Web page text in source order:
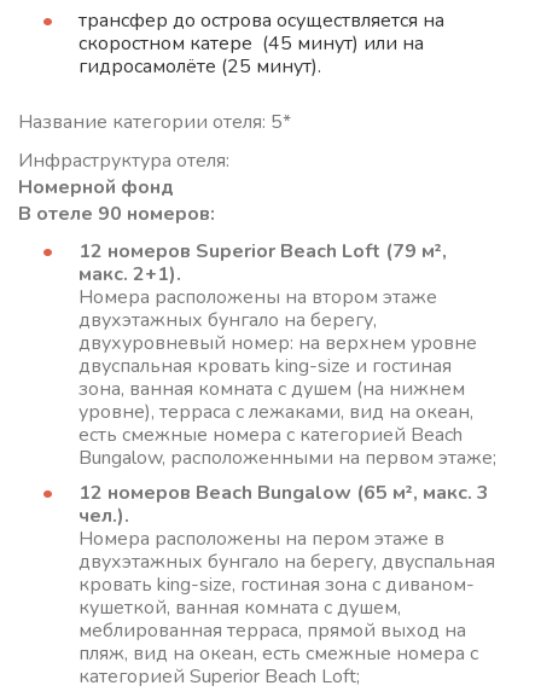
трансфер до острова осуществляется на
скоростном катере (45 минут) или на
гидросамолёте (25 минут).
Название категории отеля: 5*
Инфраструктура отеля:
Номерной фонд
В отеле 90 номеров:
12 номеров Superior Beach Loft (79 м²,
макс. 2+1).
Номера расположены на втором этаже
двухэтажных бунгало на берегу,
двухуровневый номер: на верхнем уровне
двуспальная кровать king-size и гостиная
зона, ванная комната с душем (на нижнем
уровне), терраса с лежаками, вид на океан,
есть смежные номера с категорией Beach
Bungalow, расположенными на первом этаже;
12 номеров Beach Bungalow (65 м², макс. 3
чел.).
Номера расположены на пером этаже в
двухэтажных бунгало на берегу, двуспальная
кровать king-size, гостиная зона с диваном-
кушеткой, ванная комната с душем,
меблированная терраса, прямой выход на
пляж, вид на океан, есть смежные номера с
категорией Superior Beach Loft;